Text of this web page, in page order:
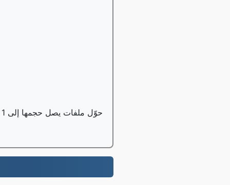
حوّل ملفات يصل حجمها إلى 1 جيجابايت مجانًا، ويمكن لمستخدمي النسخة الاحترافية تحويل ملفات يصل حجمها إلى 100 جيجابايت؛